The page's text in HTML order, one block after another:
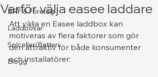
BRF & Företag
Laddboxar
Solceller/Batteri
Blogg
Varför välja easee laddare
Att välja en Easee laddbox kan
motiveras av flera faktorer som gör
den attraktiv för både konsumenter
och installatörer: